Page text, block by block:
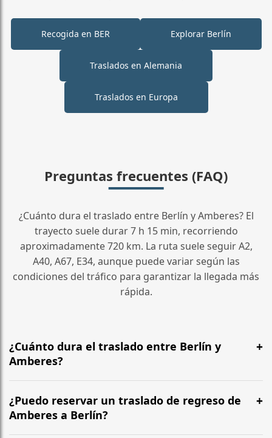
Recogida en BER Explorar Berlín
Traslados en Alemania
Traslados en Europa
Preguntas frecuentes (FAQ)
¿Cuánto dura el traslado entre Berlín y Amberes? El
trayecto suele durar 7 h 15 min, recorriendo
aproximadamente 720 km. La ruta suele seguir A2,
A40, A67, E34, aunque puede variar según las
condiciones del tráfico para garantizar la llegada más
rápida.
¿Cuánto dura el traslado entre Berlín y
Amberes?
¿Cuánto dura el traslado entre Berlín y Amberes? El
trayecto suele durar 7 h 15 min, recorriendo
aproximadamente 720 km. La ruta suele seguir A2,
¿Puedo reservar un traslado de regreso de
Amberes a Berlín?
Sí, operamos las 24 horas del día, los 7 días de la